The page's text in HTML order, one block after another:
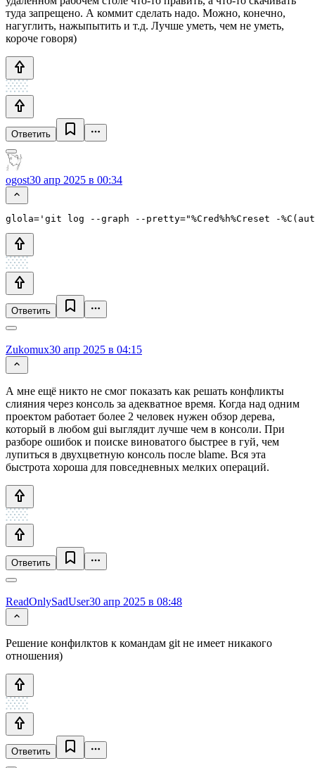
туда запрещено. А коммит сделать надо. Можно, конечно,
нагуглить, нажыпытить и т.д. Лучше уметь, чем не уметь,
короче говоря)
Ответить
ogost30 апр 2025 в 00:34
glola='git log --graph --pretty="%Cred%h%Creset -
Ответить
Zukomux30 апр 2025 в 04:15
А мне ещё никто не смог показать как решать конфликты
слияния через консоль за адекватное время. Когда над одним
проектом работает более 2 человек нужен обзор дерева,
который в любом gui выглядит лучше чем в консоли. При
разборе ошибок и поиске виноватого быстрее в гуй, чем
лупиться в двухцветную консоль после blame. Вся эта
быстрота хороша для повседневных мелких операций.
Ответить
ReadOnlySadUser30 апр 2025 в 08:48
Решение конфилктов к командам git не имеет никакого
отношения)
Ответить